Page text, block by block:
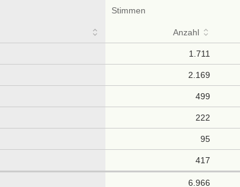
Stimmen
Anzahl
1.711
2.169
499
222
95
417
6.966